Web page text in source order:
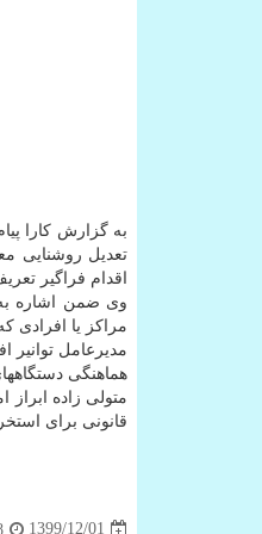
به گزارش کارا
تعدیل روشنایی
اقدام فراگیر
وی ضمن اشاره به
مراکز یا افرادی
هماهنگی
متولی زاده
قانونی برای
1399/12/01